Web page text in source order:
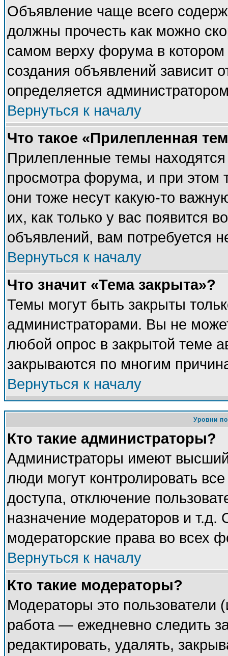
Объявление чаще всего
должны прочесть как можно
самом верху форума в
создания объявлений зависит
определяется
Вернуться к началу
Что такое «Прилепленная
Прилепленные темы
просмотра форума, и при этом
они тоже несут какую-то
их, как только у вас появится
объявлений, вам потребуется
Вернуться к началу
Что значит «Тема закрыта»?
Темы могут быть закрыты
администраторами. Вы не
любой опрос в закрытой теме
закрываются по многим
Вернуться к началу
Уровни
Кто такие администраторы?
Администраторы имеют
люди могут контролировать
доступа, отключение
назначение модераторов и
модераторские права во всех
Вернуться к началу
Кто такие модераторы?
Модераторы это пользователи
работа — ежедневно следить
редактировать, удалять,